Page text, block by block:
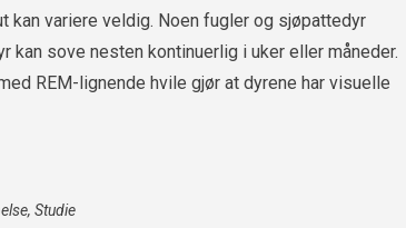
kan variere veldig. Noen fugler og sjøpattedyr
kan sove nesten kontinuerlig i uker eller måneder.
REM-lignende hvile gjør at dyrene har visuelle
, Studie